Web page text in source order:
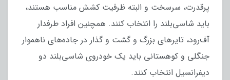
پرقدرت، سرسخت و البته ظرفیت کشش مناسب هستند،
باید شاسی‌بلند را انتخاب کنند. همچنین افراد طرفدار
آف‌رود، تایرهای بزرگ و گشت و گذار در جاده‌های ناهموار
جنگلی و کوهستانی باید یک خودروی شاسی‌بلند دو
دیفرانسیل انتخاب کنند.